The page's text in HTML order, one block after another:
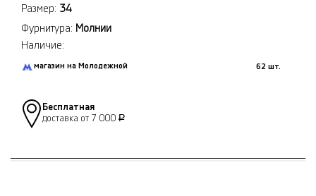
Размер: 34
Фурнитура: Молнии
Наличие:
магазин на Молодежной 62 шт.
Бесплатная
доставка от 7 000 Р